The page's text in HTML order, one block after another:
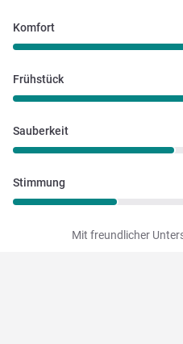
Komfort
Frühstück
Sauberkeit
Stimmung
Mit freundlicher